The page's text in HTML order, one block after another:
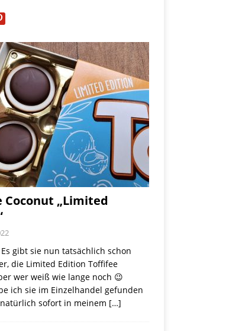
Coconut „Limited
gibt sie nun tatsächlich schon
die Limited Edition Toffifee
wer weiß wie lange noch 😉
ich sie im Einzelhandel gefunden
sofort in meinem […]